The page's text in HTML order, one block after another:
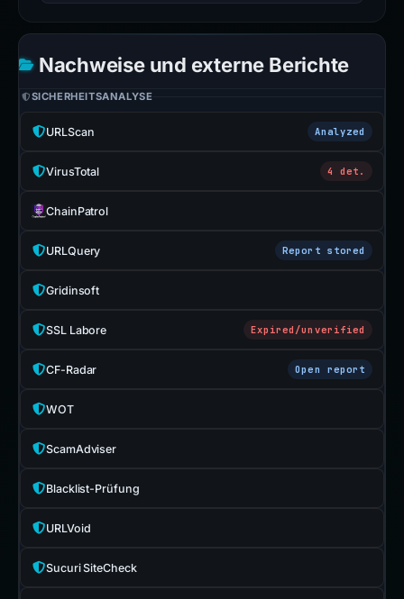
Nachweise und externe Berichte
SICHERHEITSANALYSE
URLScan Analyzed
VirusTotal 4 det.
ChainPatrol
URLQuery Report stored
Gridinsoft
SSL Labore Expired/unverified
CF-Radar Open report
WOT
ScamAdviser
Blacklist-Prüfung
URLVoid
Sucuri SiteCheck